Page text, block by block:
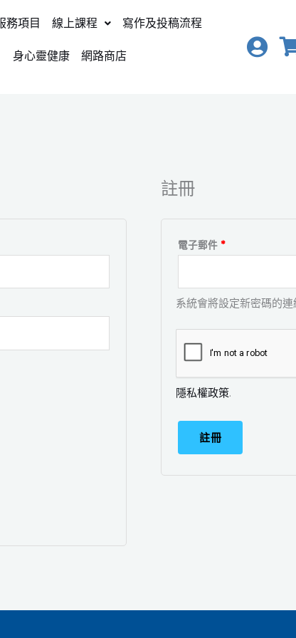
務項目 線上課程
寫作及投稿流程
身心靈健康
網路商店
註冊
電子郵件 *
系統會將設定新密碼的
隱私權政策.
註冊